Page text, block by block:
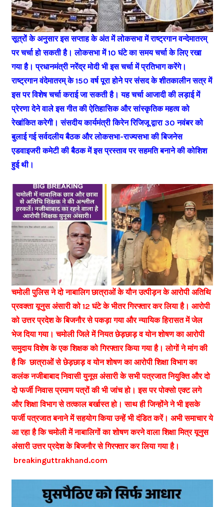
सूत्रों के अनुसार इस सप्ताह के अंत में लोकसभा में राष्ट्रगान वन्देमातरम्
पर चर्चा हो सकती है। लोकसभा में 10 घंटे का समय चर्चा के लिए रखा
गया है। प्रधानमंत्री नरेंद्र मोदी भी इस चर्चा में प्रतिभाग करेंगे।
राष्ट्रगान वंदेमातरम् के 150 वर्ष पूरा होने पर संसद के शीतकालीन सत्र में
इस पर विशेष चर्चा कराई जा सकती है। यह चर्चा आजादी की लड़ाई में
प्रेरणा देने वाले इस गीत की ऐतिहासिक और सांस्कृतिक महत्व को
रेखांकित करेगी। संसदीय कार्यमंत्री किरेन रिजिजू द्वारा 30 नवंबर को
बुलाई गई सर्वदलीय बैठक और लोकसभा-राज्यसभा की बिजनेस
एडवाइजरी कमेटी की बैठक में इस प्रस्ताव पर सहमति बनाने की कोशिश
हुई थी।
चमोली पुलिस ने दो नाबालिग छात्राओं के यौन उत्पीड़न के आरोपी अतिथि
प्रवक्ता यूनुस अंसारी को 12 घंटे के भीतर गिरफ्तार कर लिया है। आरोपी
को उत्तर प्रदेश के बिजनौर से पकड़ा गया और न्यायिक हिरासत में जेल
भेज दिया गया। चमोली जिले में नियत छेड़छाड़ व योन शोषण का आरोपी
समुदाय विशेष के एक शिक्षक को गिरफ्तार किया गया है। लोगों ने मांग की
है कि छात्राओं से छेड़छाड़ व योन शोषण का आरोपी शिक्षा विभाग का
कलंक नजीबाबाद निवासी युनूस अंसारी के सभी पत्रजात नियुक्ति और दो
दो फर्जी निवास प्रमाण पत्रों की भी जांच हो। इस पर पोक्सो एक्ट लगे
और शिक्षा विभाग से तत्काल बर्खास्त हो। साथ ही जिन्होंने ने भी इसके
फर्जी पत्रजात बनाने में सहयोग किया उन्हें भी दंडित करें। अभी समाचार ये
आ रहा है कि चमोली में नाबालिगों का शोषण करने वाला शिक्षा मित्र यूनुस
अंसारी उत्तर प्रदेश के बिजनौर से गिरफ्तार कर लिया गया है।
breakinguttrakhand.com